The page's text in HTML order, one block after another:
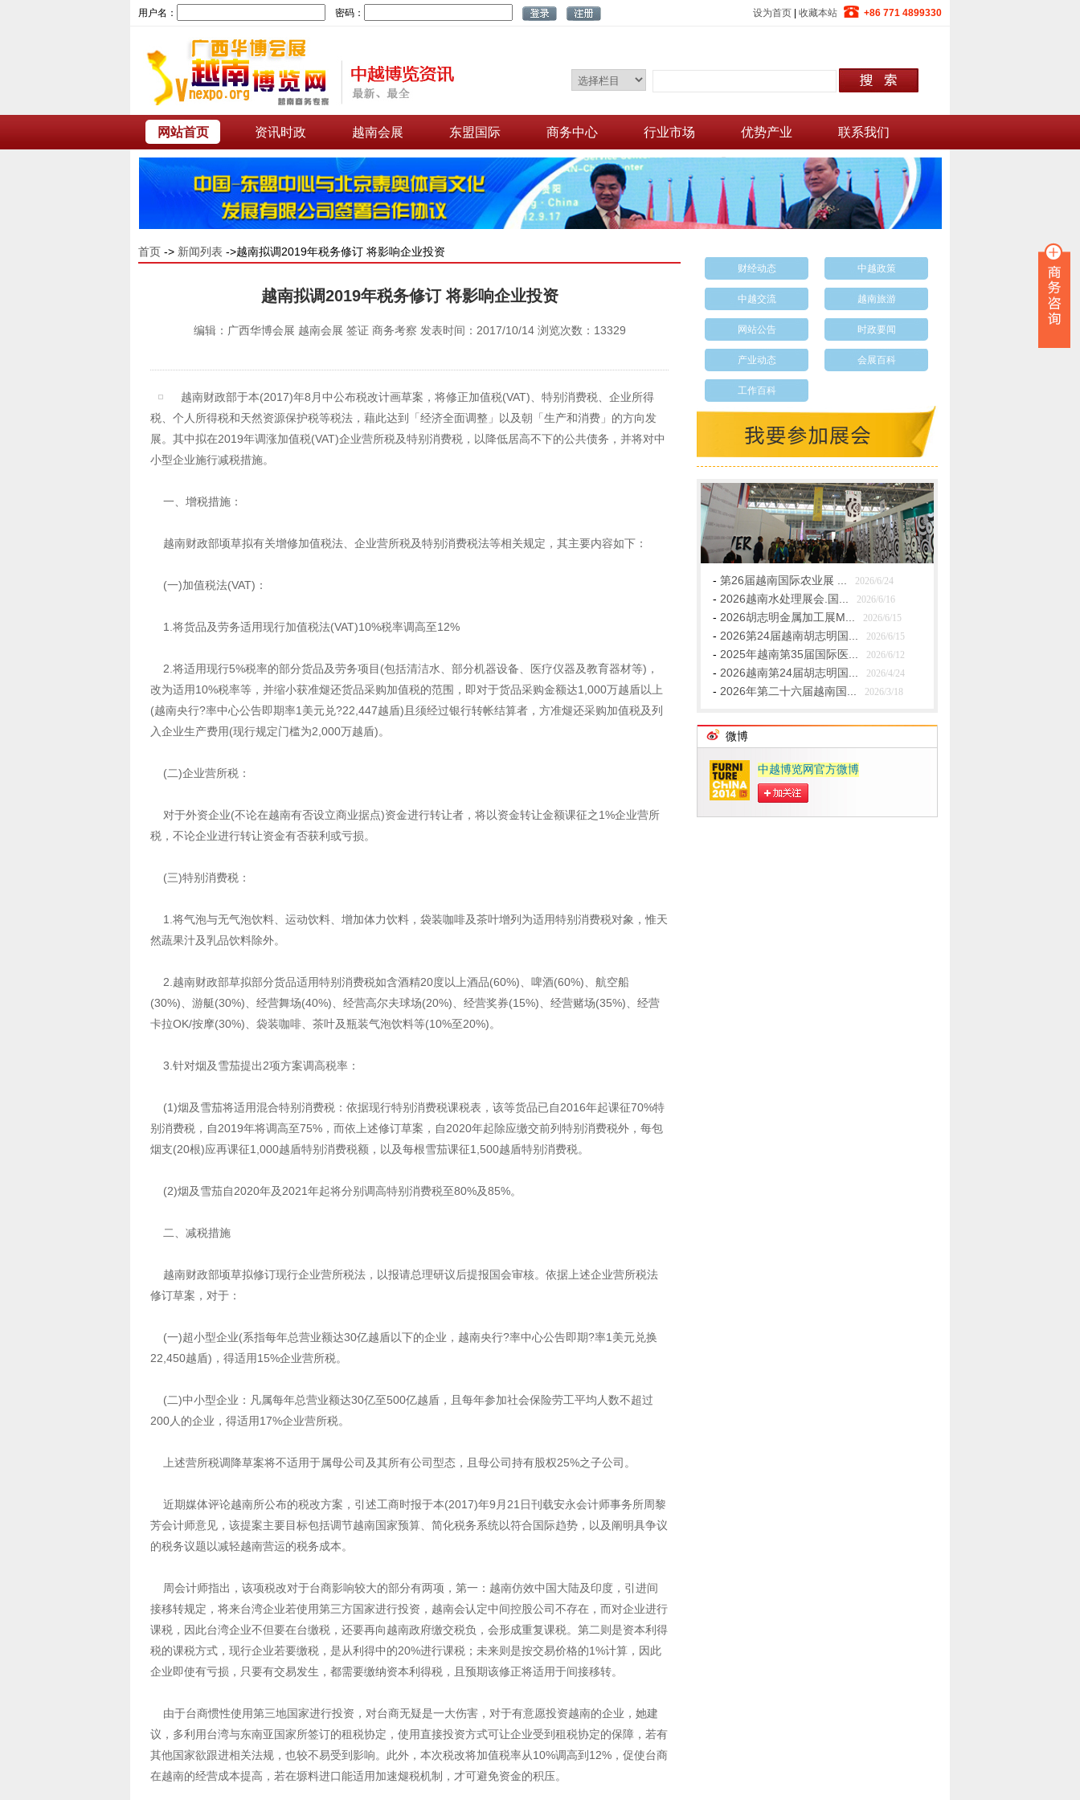
用户名： 密码： 设为首页 收藏本站 +86 771 4899330
网站首页 资讯时政 越南会展 东盟国际 商务中心 行业市场 优势产业 联系我们
首页 -> 新闻列表 ->越南拟调2019年税务修订 将影响企业投资
越南拟调2019年税务修订 将影响企业投资
编辑：广西华博会展 越南会展 签证 商务考察 发表时间：2017/10/14 浏览次数：13329
越南财政部于本(2017)年8月中公布税改计画草案，将修正加值税(VAT)、特别消费税、企业所得
税、个人所得税和天然资源保护税等税法，藉此达到「经济全面调整」以及朝「生产和消费」的方向发
展。其中拟在2019年调涨加值税(VAT)企业营所税及特别消费税，以降低居高不下的公共债务，并将对中
小型企业施行减税措施。
一、增税措施：
越南财政部顷草拟有关增修加值税法、企业营所税及特别消费税法等相关规定，其主要内容如下：
(一)加值税法(VAT)：
1.将货品及劳务适用现行加值税法(VAT)10%税率调高至12%
2.将适用现行5%税率的部分货品及劳务项目(包括清洁水、部分机器设备、医疗仪器及教育器材等)，
改为适用10%税率等，并缩小获准煺还货品采购加值税的范围，即对于货品采购金额达1,000万越盾以上
(越南央行?率中心公告即期率1美元兑?22,447越盾)且须经过银行转帐结算者，方准煺还采购加值税及列
入企业生产费用(现行规定门槛为2,000万越盾)。
(二)企业营所税：
对于外资企业(不论在越南有否设立商业据点)资金进行转让者，将以资金转让金额课征之1%企业营所
税，不论企业进行转让资金有否获利或亏损。
(三)特别消费税：
1.将气泡与无气泡饮料、运动饮料、增加体力饮料，袋装咖啡及茶叶增列为适用特别消费税对象，惟天
然蔬果汁及乳品饮料除外。
2.越南财政部草拟部分货品适用特别消费税如含酒精20度以上酒品(60%)、啤酒(60%)、航空船
(30%)、游艇(30%)、经营舞场(40%)、经营高尔夫球场(20%)、经营奖券(15%)、经营赌场(35%)、经营
卡拉OK/按摩(30%)、袋装咖啡、茶叶及瓶装气泡饮料等(10%至20%)。
3.针对烟及雪茄提出2项方案调高税率：
(1)烟及雪茄将适用混合特别消费税：依据现行特别消费税课税表，该等货品已自2016年起课征70%特
别消费税，自2019年将调高至75%，而依上述修订草案，自2020年起除应缴交前列特别消费税外，每包
烟支(20根)应再课征1,000越盾特别消费税额，以及每根雪茄课征1,500越盾特别消费税。
(2)烟及雪茄自2020年及2021年起将分别调高特别消费税至80%及85%。
二、减税措施
越南财政部顷草拟修订现行企业营所税法，以报请总理研议后提报国会审核。依据上述企业营所税法
修订草案，对于：
(一)超小型企业(系指每年总营业额达30亿越盾以下的企业，越南央行?率中心公告即期?率1美元兑换
22,450越盾)，得适用15%企业营所税。
(二)中小型企业：凡属每年总营业额达30亿至500亿越盾，且每年参加社会保险劳工平均人数不超过
200人的企业，得适用17%企业营所税。
上述营所税调降草案将不适用于属母公司及其所有公司型态，且母公司持有股权25%之子公司。
近期媒体评论越南所公布的税改方案，引述工商时报于本(2017)年9月21日刊载安永会计师事务所周黎
芳会计师意见，该提案主要目标包括调节越南国家预算、简化税务系统以符合国际趋势，以及阐明具争议
的税务议题以减轻越南营运的税务成本。
周会计师指出，该项税改对于台商影响较大的部分有两项，第一：越南仿效中国大陆及印度，引进间
接移转规定，将来台湾企业若使用第三方国家进行投资，越南会认定中间控股公司不存在，而对企业进行
课税，因此台湾企业不但要在台缴税，还要再向越南政府缴交税负，会形成重复课税。第二则是资本利得
税的课税方式，现行企业若要缴税，是从利得中的20%进行课税；未来则是按交易价格的1%计算，因此
企业即使有亏损，只要有交易发生，都需要缴纳资本利得税，且预期该修正将适用于间接移转。
由于台商惯性使用第三地国家进行投资，对台商无疑是一大伤害，对于有意愿投资越南的企业，她建
议，多利用台湾与东南亚国家所签订的租税协定，使用直接投资方式可让企业受到租税协定的保障，若有
其他国家欲跟进相关法规，也较不易受到影响。此外，本次税改将加值税率从10%调高到12%，促使台商
在越南的经营成本提高，若在塬料进口能适用加速煺税机制，才可避免资金的积压。
财经动态 中越政策
中越交流 越南旅游
网站公告 时政要闻
产业动态 会展百科
工作百科
- 第26届越南国际农业展 ... 2026/6/24
- 2026越南水处理展会.国... 2026/6/16
- 2026胡志明金属加工展M... 2026/6/15
- 2026第24届越南胡志明国... 2026/6/15
- 2025年越南第35届国际医... 2026/6/12
- 2026越南第24届胡志明国... 2026/4/24
- 2026年第二十六届越南国... 2026/3/18
微博
中越博览网官方微博